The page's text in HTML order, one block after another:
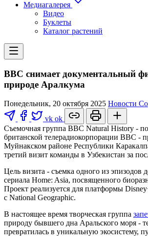
Медиагалерея
Видео
Буклеты
Каталог растений
BBC снимает документальный
природе Аралкума
Понедельник, 20 октября 2025 Новости
vk ok
Съемочная группа BBC Natural History -
британской телерадиокорпорации BBC -
Муйнакском районе Республики
третий визит команды в Узбекистан за
Цель визита - съемка одного из эпизодов
сериала Home: Asia, посвященного
Проект реализуется для платформы
с National Geographic.
В настоящее время творческая группа
природу бывшего дна Аральского моря -
превратилась в уникальную экосистему,